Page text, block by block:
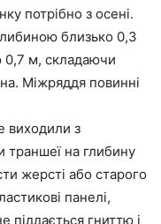
потрібно з осені.
близько 0,3
0,7 м, складаючи
Міжряддя повинні
виходили з
траншеї на глибину
жерсті або старого
панелі,
піддається гниттю і